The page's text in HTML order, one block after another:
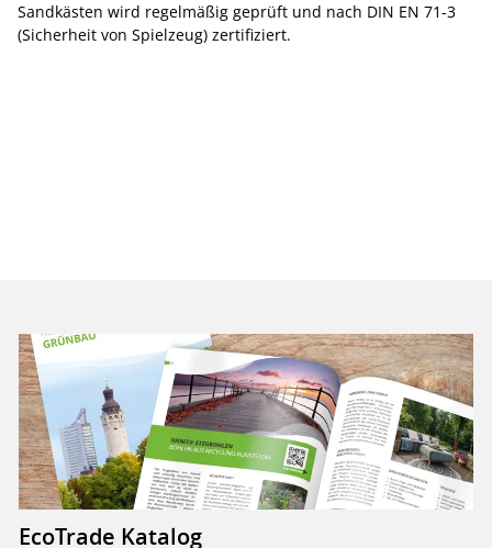
Sandkästen wird regelmäßig geprüft und nach DIN EN 71-3
(Sicherheit von Spielzeug) zertifiziert.
EcoTrade Katalog